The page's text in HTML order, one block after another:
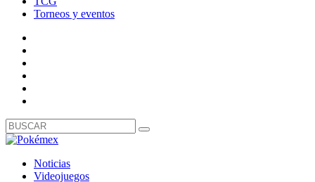
Torneos y eventos
Noticias
Videojuegos